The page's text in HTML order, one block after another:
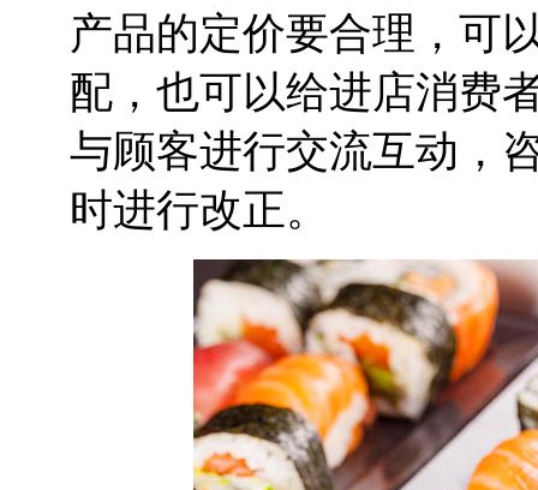
产品的定价要合理，可
配，也可以给进店消费
与顾客进行交流互动，
时进行改正。